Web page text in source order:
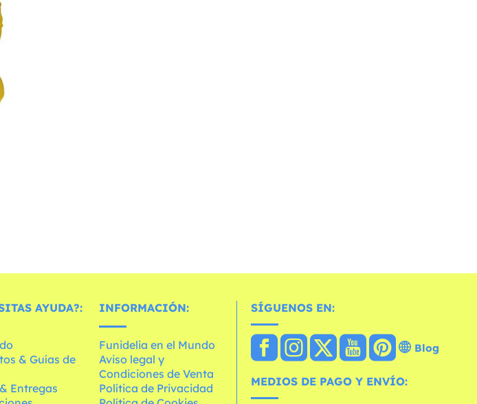
AYUDA?:
& Guías de
Entregas
INFORMACIÓN:
Funidelia en el Mundo
Aviso legal y
Condiciones de Venta
Política de Privacidad
SÍGUENOS EN:
Blog
MEDIOS DE PAGO Y ENVÍO: